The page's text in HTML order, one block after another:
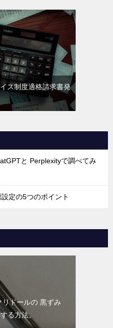
ス制度適格請求書発
と Perplexityで調べてみ
定の5つのポイント
リドールの 黒ずみ
る方法。